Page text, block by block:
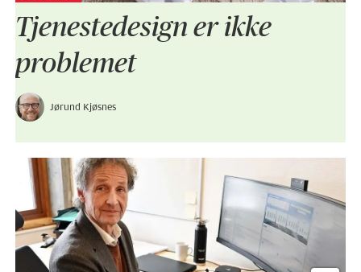
Tjenestedesign er ikke
problemet
Jørund Kjøsnes